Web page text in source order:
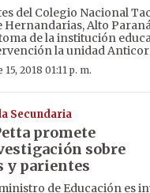
del Colegio Nacional
Hernandarias, Alto
de la institución
la unidad
2018 01:11 p. m.
Secundaria
promete
sobre
y parientes
de Educación es